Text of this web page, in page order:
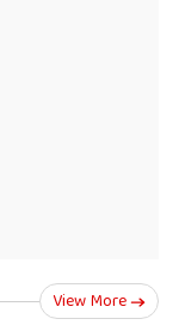
View More